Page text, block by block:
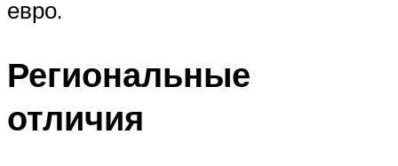
евро.
Региональные
отличия